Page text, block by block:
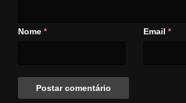
Nome * Email *